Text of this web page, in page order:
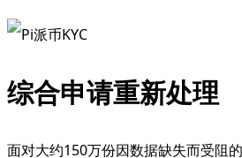
综合申请重新处理
面对大约150万份因数据缺失而受阻